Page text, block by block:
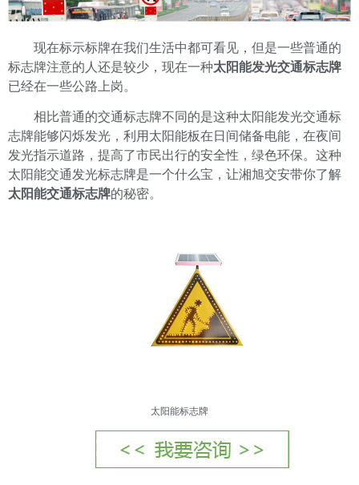
现在标示标牌在我们生活中都可看见，但是一些普通的
标志牌注意的人还是较少，现在一种太阳能发光交通标志牌
已经在一些公路上岗。
相比普通的交通标志牌不同的是这种太阳能发光交通标
志牌能够闪烁发光，利用太阳能板在日间储备电能，在夜间
发光指示道路，提高了市民出行的安全性，绿色环保。这种
太阳能交通发光标志牌是一个什么宝，让湘旭交安带你了解
太阳能交通标志牌的秘密。
太阳能标志牌